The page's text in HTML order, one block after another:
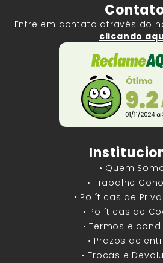
Entre em contato através do
clicando
• Quem
• Trabalhe
• Políticas de
• Políticas de
• Termos e
• Prazos de
• Trocas e